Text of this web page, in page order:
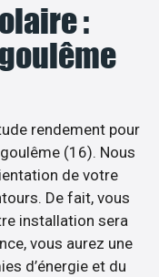
:
rendement pour
(16). Nous
de votre
De fait, vous
installation sera
vous aurez une
d’énergie et du